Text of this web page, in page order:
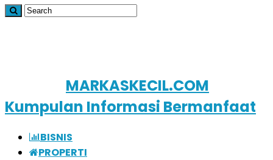
MARKASKECIL.COM
Kumpulan Informasi Bermanfaat
BISNIS
PROPERTI